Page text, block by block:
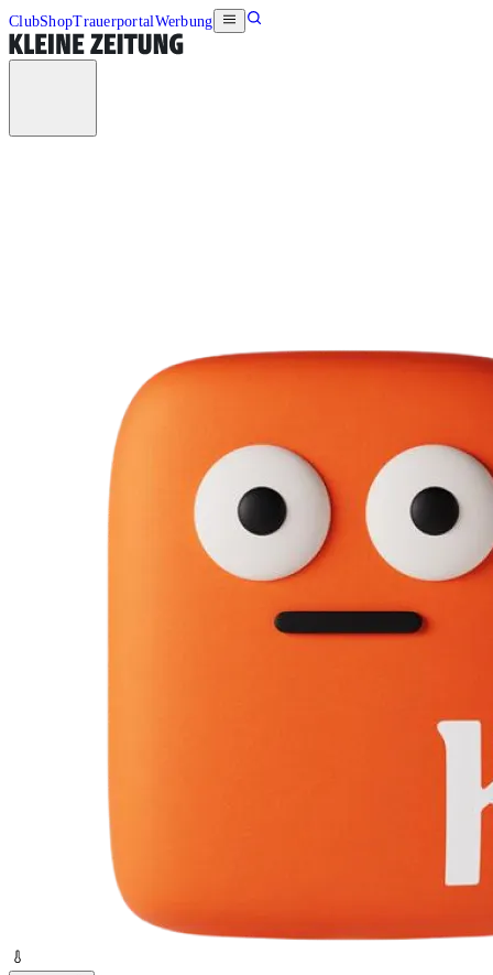
ClubShopTrauerportalWerbung